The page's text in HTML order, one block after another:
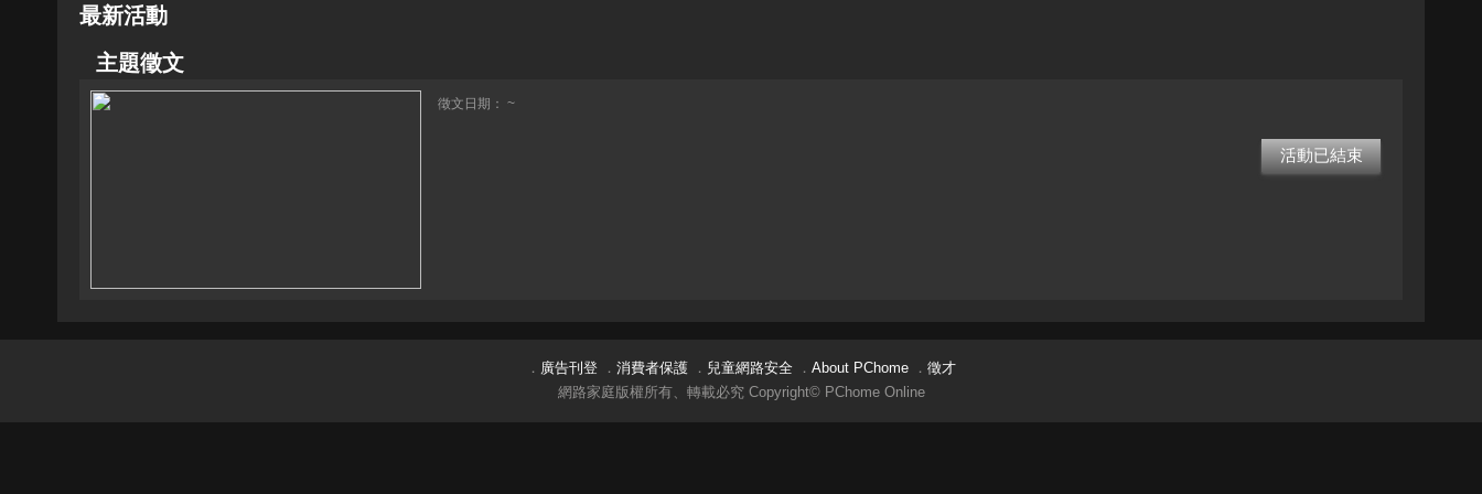
最新活動
主題徵文
徵文日期： ~
活動已結束
． 廣告刊登 ． 消費者保護 ． 兒童網路安全 ． About PChome ． 徵才
網路家庭版權所有、轉載必究 Copyright© PChome Online